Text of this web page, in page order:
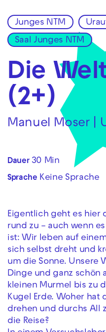
Zur Hauptnavigation
Zum Hauptinhalt
Junges NTM
Saal Junges NTM
Die
(2+)
Manuel Moser |
Dauer 30 Min
Sprache Keine Sprache
Eigentlich geht es hier
rund zu – auch wenn
ist: Wir leben auf
sich selbst dreht und
um die Sonne. Unsere
Dinge und ganz schön
kleinen Murmel bis zu
Kugel Erde. Woher hat
drehen und durchs All
die Reise?